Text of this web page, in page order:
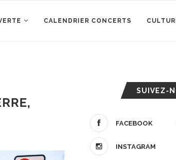
CALENDRIER CONCERTS
SUIVEZ-
FACEBOOK
INSTAGRAM